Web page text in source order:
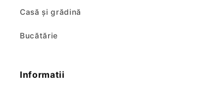
Casă și grădină
Bucătărie
Informatii